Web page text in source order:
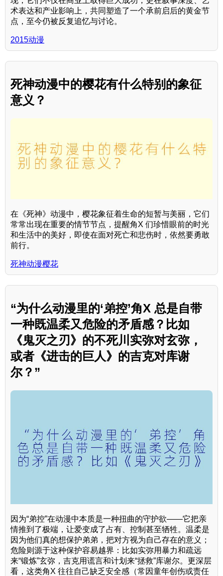
术表达和产业影响上，共同塑造了一个承前启后的黄金节
点，至今仍被反复追忆与讨论。
2015动漫
死神动漫中的樱花有什么特别的象征
意义？
在《死神》动漫中，樱花象征着生命的短暂与美丽，它们
常常出现在重要的情节节点，提醒角X 们珍惜眼前的时光
和生活中的美好，即使在面对死亡和悲伤时，依然要勇敢
前行。
死神动漫樱花
“为什么动漫里的‘弟控’角X 总是自带
一种既温柔又危险的矛盾感？比如
《鬼灭之刃》的不死川实弥对玄弥，
或者《进击的巨人》的吉克对库谢
尔？”
因为“弟控”在动漫中本质是一种扭曲的守护欲——它把亲
情推到了极端，让爱变成了占有、控制甚至牺牲。温柔是
因为他们真的想保护弟弟，把对方视为自己存在的意义；
危险则源于这种保护容易越界：比如实弥用暴力和疏远
来“锻炼”玄弥，吉克用谎言和计划来“拯救”库谢尔。更深层
看，这类角X 往往自己缺乏安全感（常因童年创伤或责任